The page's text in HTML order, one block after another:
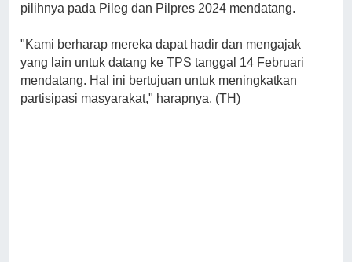
pilihnya pada Pileg dan Pilpres 2024 mendatang.
"Kami berharap mereka dapat hadir dan mengajak
yang lain untuk datang ke TPS tanggal 14 Februari
mendatang. Hal ini bertujuan untuk meningkatkan
partisipasi masyarakat," harapnya. (TH)